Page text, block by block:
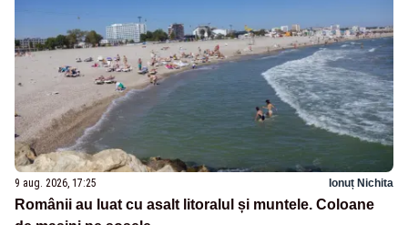
9 aug. 2026, 17:25 Ionuț Nichita
Românii au luat cu asalt litoralul și muntele. Coloane